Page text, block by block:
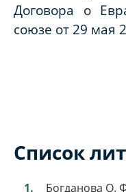
Договора о
союзе от 29 мая
Список
Богданова О.